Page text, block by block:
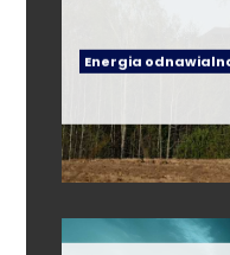
Energia